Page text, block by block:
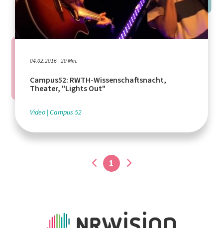
04.02.2016 - 20 Min.
Campus52: RWTH-Wissenschaftsnacht,
Theater, "Lights Out"
Video Campus 52
1